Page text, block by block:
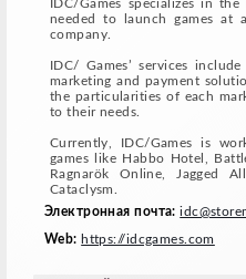
IDC/Games specializes in
needed to launch games at
company.
IDC/ Games’ services
marketing and payment
the particularities of each
to their needs.
Currently, IDC/Games is
games like Habbo Hotel,
Ragnarök Online, Jagged
Cataclysm.
Электронная почта:
Web: https://idcgames.com